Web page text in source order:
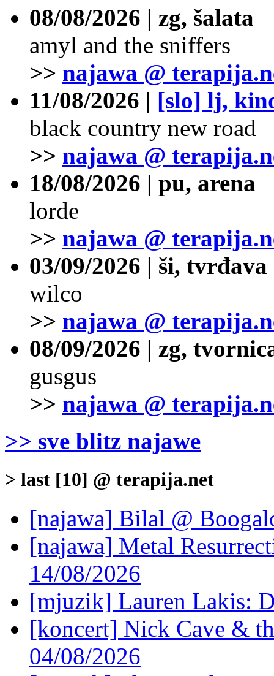
08/08/2026 | zg, šalata
amyl and the sniffers
>> najawa @
11/08/2026 | [slo] lj,
black country new road
>> najawa @
18/08/2026 | pu, arena
lorde
>> najawa @
03/09/2026 | ši,
wilco
>> najawa @
08/09/2026 | zg,
gusgus
>> najawa @
>> sve blitz najawe
> last [10] @ terapija.net
[najawa] Bilal @
[najawa] Metal
14/08/2026
[mjuzik] Lauren Lakis:
[koncert] Nick Cave &
04/08/2026